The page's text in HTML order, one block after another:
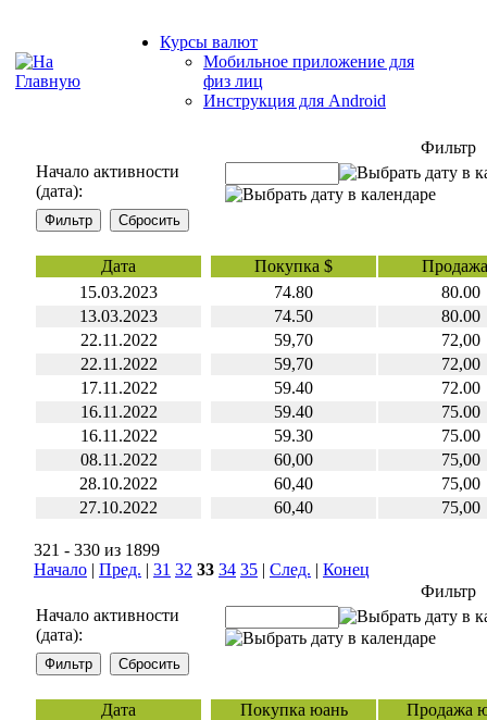
Курсы валют
Мобильное приложение для
физ лиц
Инструкция для Android
Фильтр
Начало активности
(дата):
Дата Покупка $
15.03.2023
74.80
80.00
13.03.2023
74.50
80.00
22.11.2022
59,70
72,00
22.11.2022
59,70
72,00
17.11.2022
59.40
72.00
16.11.2022
59.40
75.00
16.11.2022
59.30
75.00
08.11.2022
60,00
75,00
28.10.2022
60,40
75,00
27.10.2022
60,40 75,00
321 - 330 из 1899
Начало | Пред. | 31 32 33 34 35 | След. | Конец
Фильтр
Начало активности
(дата):
Дата Покупка юань
Продажа